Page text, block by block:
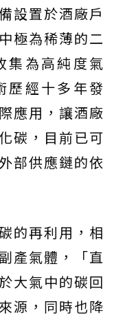
設置於酒廠戶
極為稀薄的二
集為高純度氣
歷經十多年發
應用，讓酒廠
碳，目前已可
部供應鏈的依
的再利用，相
產氣體，「直
大氣中的碳回
源，同時也降